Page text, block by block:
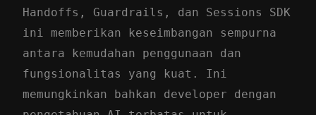
Handoffs, Guardrails, dan Sessions SDK
ini memberikan keseimbangan sempurna
antara kemudahan penggunaan dan
fungsionalitas yang kuat. Ini
memungkinkan bahkan developer dengan